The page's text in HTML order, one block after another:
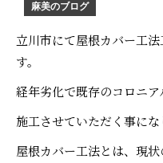
麻美のブログ
立川市にて屋根カバー工
す。
経年劣化で既存のコロニ
施工させていただく事にな
屋根カバー工法とは、現